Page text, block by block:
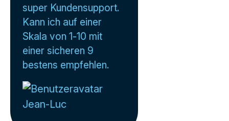
super Kundensupport.
Kann ich auf einer
Skala von 1-10 mit
einer sicheren 9
bestens empfehlen.
Jean-Luc